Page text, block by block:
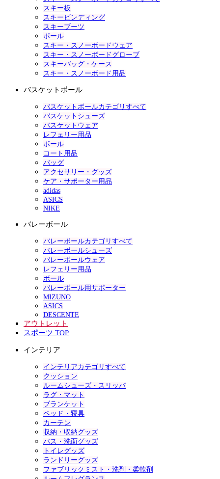
スキー板
スキービンディング
スキーブーツ
ポール
スキー・スノーボードウェア
スキー・スノーボードグローブ
スキーバッグ・ケース
スキー・スノーボード用品
バスケットボール
バスケットボールカテゴリすべて
バスケットシューズ
バスケットウェア
レフェリー用品
ボール
コート用品
バッグ
アクセサリー・グッズ
ケア・サポーター用品
adidas
ASICS
NIKE
バレーボール
バレーボールカテゴリすべて
バレーボールシューズ
バレーボールウェア
レフェリー用品
ボール
バレーボール用サポーター
MIZUNO
ASICS
DESCENTE
アウトレット
スポーツ TOP
インテリア
インテリアカテゴリすべて
クッション
ルームシューズ・スリッパ
ラグ・マット
ブランケット
ベッド・寝具
カーテン
収納・収納グッズ
バス・洗面グッズ
トイレグッズ
ランドリーグッズ
ファブリックミスト・洗剤・柔軟剤